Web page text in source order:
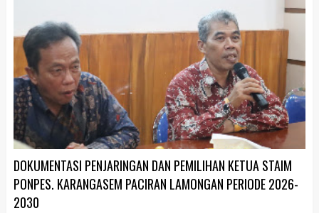
DOKUMENTASI PENJARINGAN DAN PEMILIHAN KETUA STAIM
PONPES. KARANGASEM PACIRAN LAMONGAN PERIODE 2026-
2030